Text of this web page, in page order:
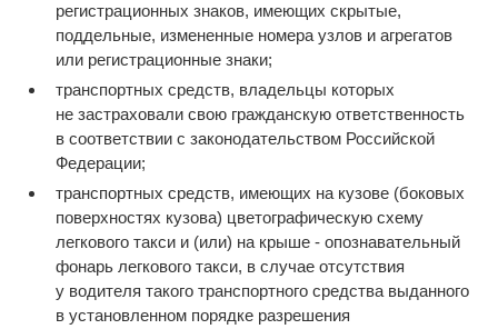
регистрационных знаков, имеющих скрытые,
поддельные, измененные номера узлов и агрегатов
или регистрационные знаки;
транспортных средств, владельцы которых
не застраховали свою гражданскую ответственность
в соответствии с законодательством Российской
Федерации;
транспортных средств, имеющих на кузове (боковых
поверхностях кузова) цветографическую схему
легкового такси и (или) на крыше - опознавательный
фонарь легкового такси, в случае отсутствия
у водителя такого транспортного средства выданного
в установленном порядке разрешения